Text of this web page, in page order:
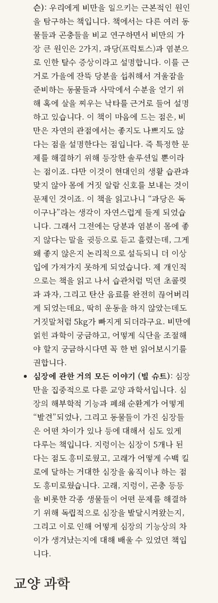
슨): 우리에게 비만을 일으키는 근본적인 원인
을 탐구하는 책입니다. 책에서는 다른 여러 동
물들과 곤충들을 비교 연구하면서 비만의 가
장 큰 원인은 2가지, 과당(프럭토스)과 염분으
로 인한 탈수 증상이라고 설명합니다. 이를 근
거로 가을에 잔뜩 당분을 섭취해서 겨울잠을
준비하는 동물들과 사막에서 수분을 얻기 위
해 혹에 살을 찌우는 낙타를 근거로 들어 설명
하고 있습니다. 이 책이 마음에 드는 점은, 비
만은 자연의 관점에서는 좋지도 나쁘지도 않
다는 점을 설명한다는 점입니다. 즉 특정한 문
제를 해결하기 위해 등장한 솔루션일 뿐이라
는 점이죠. 다만 이것이 현대인의 생활 습관과
맞지 않아 몸에 거짓 알람 신호를 보내는 것이
문제인 것이죠. 이 책을 읽고나니 “과당은 독
이구나”라는 생각이 자연스럽게 들게 되었습
니다. 그래서 그전에는 당분과 염분이 몸에 좋
지 않다는 말을 귓등으로 듣고 흘렸는데, 그게
왜 좋지 않은지 논리적으로 설득되니 더 이상
입에 가져가지 못하게 되었습니다. 제 개인적
으로는 책을 읽고 나서 습관처럼 먹던 초콜릿
과 과자, 그리고 탄산 음료를 완전히 끊어버리
게 되었는데요, 딱히 운동을 하지 않았는데도
거짓말처럼 5kg가 빠지게 되더라구요. 비만에
얽힌 과학이 궁금하고, 어떻게 식단을 조절해
야 할지 궁금하시다면 꼭 한 번 읽어보시기를
권합니다.
심장에 관한 거의 모든 이야기 (빌 슈트): 심장
만을 집중적으로 다룬 교양 과학서입니다. 심
장의 해부학적 기능과 폐쇄 순환계가 어떻게
“발견”되었나, 그리고 동물들이 가진 심장들
은 어떤 차이가 있나 등에 대해서 심도 있게
다루는 책입니다. 지렁이는 심장이 5개나 된
다는 점도 흥미로웠고, 고래가 어떻게 수백 킬
로에 달하는 거대한 심장을 움직이나 하는 점
도 흥미로웠습니다. 고래, 지렁이, 곤충 등등
을 비롯한 각종 생물들이 어떤 문제를 해결하
기 위해 독립적으로 심장을 발달시켜왔는지,
그리고 이로 인해 어떻게 심장의 기능상의 차
이가 생겨났는지에 대해 배울 수 있었던 책입
니다.
교양 과학